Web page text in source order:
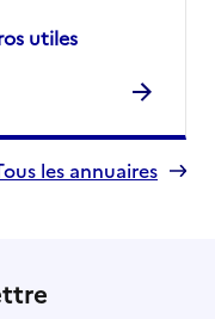
utiles
les annuaires